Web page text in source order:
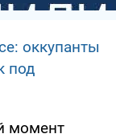
оккупанты
под
момент